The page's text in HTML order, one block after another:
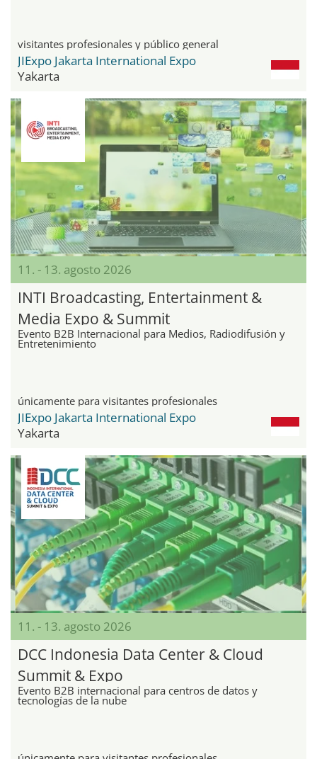
visitantes profesionales y público general
JIExpo Jakarta International Expo
Yakarta
11. - 13. agosto 2026
INTI Broadcasting, Entertainment &
Media Expo & Summit
Evento B2B Internacional para Medios, Radiodifusión y
Entretenimiento
únicamente para visitantes profesionales
JIExpo Jakarta International Expo
Yakarta
11. - 13. agosto 2026
DCC Indonesia Data Center & Cloud
Summit & Expo
Evento B2B internacional para centros de datos y
tecnologías de la nube